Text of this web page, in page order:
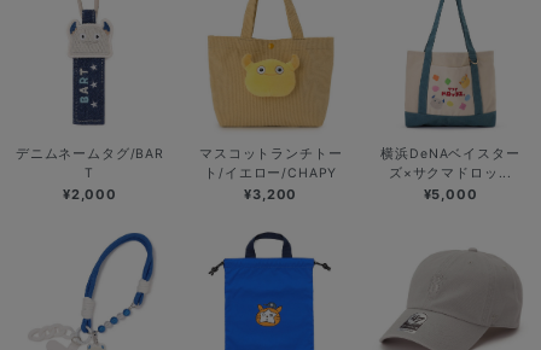
デニムネームタグ/BAR
T
¥2,000
マスコットランチトー
ト/イエロー/CHAPY
¥3,200
横浜DeNAベイスター
ズ×サクマドロッ...
¥5,000